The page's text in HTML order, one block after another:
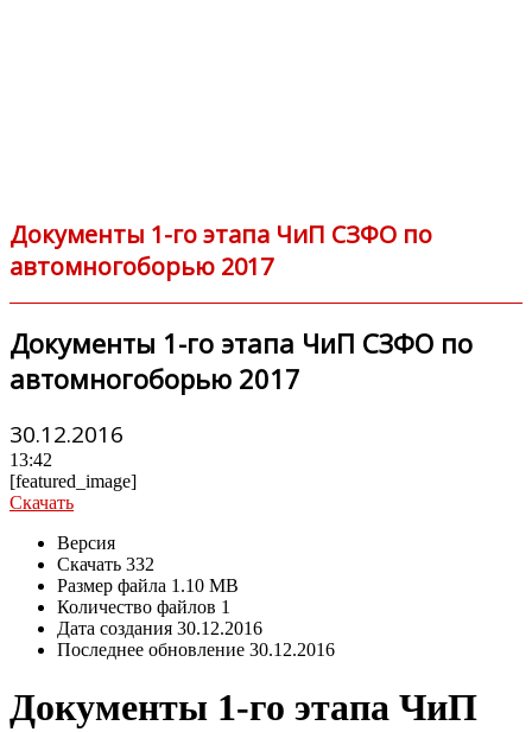
Документы 1-го этапа ЧиП СЗФО по
автомногоборью 2017
Документы 1-го этапа ЧиП СЗФО по
автомногоборью 2017
30.12.2016
13:42
[featured_image]
Скачать
Версия
Скачать 332
Размер файла 1.10 MB
Количество файлов 1
Дата создания 30.12.2016
Последнее обновление 30.12.2016
Документы 1-го этапа ЧиП